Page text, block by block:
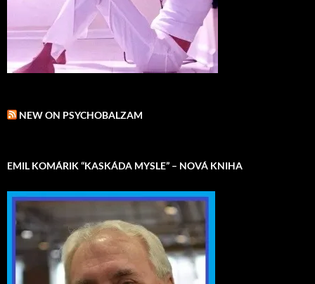
NEW ON PSYCHOBALZAM
EMIL KOMÁRIK “KASKÁDA MYSLE” – NOVÁ KNIHA